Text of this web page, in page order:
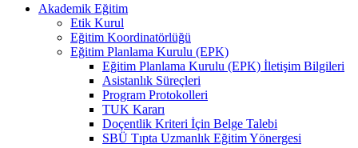
Akademik Eğitim
Etik Kurul
Eğitim Koordinatörlüğü
Eğitim Planlama Kurulu (EPK)
Eğitim Planlama Kurulu (EPK) İletişim Bilgileri
Asistanlık Süreçleri
Program Protokolleri
TUK Kararı
Doçentlik Kriteri İçin Belge Talebi
SBÜ Tıpta Uzmanlık Eğitim Yönergesi